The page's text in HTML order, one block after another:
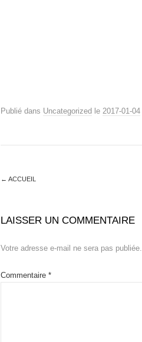
Publié dans Uncategorized le 2017-01-04
← ACCUEIL
LAISSER UN COMMENTAIRE
Votre adresse e-mail ne sera pas publiée.
Commentaire *